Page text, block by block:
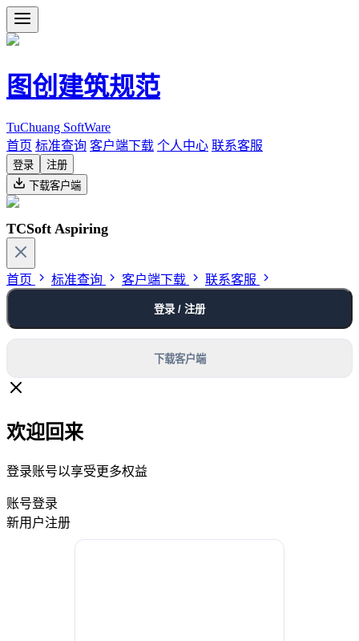
图创建筑规范
TuChuang SoftWare
首页 标准查询 客户端下载 个人中心 联系客服
登录
注册
下载客户端
TCSoft Aspiring
首页 标准查询 客户端下载 联系客服
登录 / 注册
下载客户端
欢迎回来
登录账号以享受更多权益
账号登录
新用户注册